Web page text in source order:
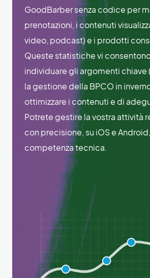
GoodBarber senza codice per
prenotazioni, i contenuti
video, podcast) e i prodotti
Queste statistiche vi
individuare gli argomenti chiave
la gestione della BPCO in
ottimizzare i contenuti e di
Potrete gestire la vostra attività
con precisione, su iOS e
competenza tecnica.